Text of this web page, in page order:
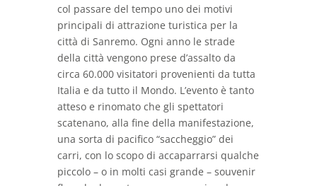
col passare del tempo uno dei motivi
principali di attrazione turistica per la
città di Sanremo. Ogni anno le strade
della città vengono prese d’assalto da
circa 60.000 visitatori provenienti da tutta
Italia e da tutto il Mondo. L’evento è tanto
atteso e rinomato che gli spettatori
scatenano, alla fine della manifestazione,
una sorta di pacifico “saccheggio” dei
carri, con lo scopo di accaparrarsi qualche
piccolo – o in molti casi grande – souvenir